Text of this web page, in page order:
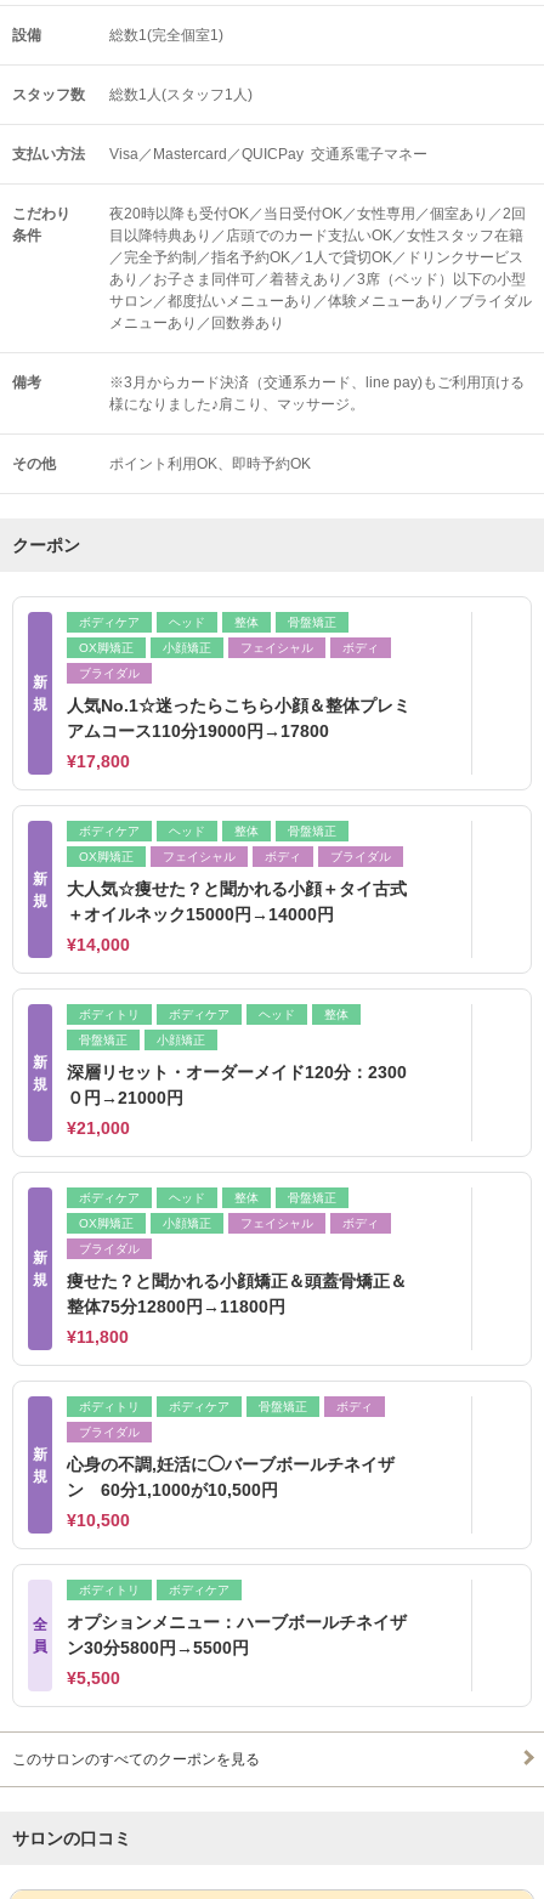
設備 総数1(完全個室1)
スタッフ数 総数1人(スタッフ1人)
支払い方法 Visa／Mastercard／QUICPay 交通系電子マネー
こだわり
条件
夜20時以降も受付OK／当日受付OK／女性専用／個室あり／2回
目以降特典あり／店頭でのカード支払いOK／女性スタッフ在籍
／完全予約制／指名予約OK／1人で貸切OK／ドリンクサービス
あり／お子さま同伴可／着替えあり／3席（ベッド）以下の小型
サロン／都度払いメニューあり／体験メニューあり／ブライダル
メニューあり／回数券あり
備考
※3月からカード決済（交通系カード、line pay)もご利用頂ける
様になりました♪肩こり、マッサージ。
その他 ポイント利用OK 即時予約OK
クーポン
新
規
ボディケア ヘッド 整体
骨盤矯正
OX脚矯正
小顔矯正 フェイシャル
ボディ
ブライダル
人気No.1☆迷ったらこちら小顔＆整体プレミ
アムコース110分19000円→17800
¥17,800
新
規
ボディケア ヘッド 整体
骨盤矯正
OX脚矯正
フェイシャル ボディ ブライダル
大人気☆痩せた？と聞かれる小顔＋タイ古式
＋オイルネック15000円→14000円
¥14,000
新
規
ボディトリ ボディケア ヘッド
整体
骨盤矯正
小顔矯正
深層リセット・オーダーメイド120分：2300
０円→21000円
¥21,000
新
規
ボディケア ヘッド 整体
骨盤矯正
OX脚矯正
小顔矯正 フェイシャル
ボディ
ブライダル
痩せた？と聞かれる小顔矯正＆頭蓋骨矯正＆
整体75分12800円→11800円
¥11,800
新
規
ボディトリ ボディケア 骨盤矯正
ボディ
ブライダル
心身の不調,妊活に◯バーブボールチネイザ
ン 60分1,1000が10,500円
¥10,500
全
員
ボディトリ ボディケア
オプションメニュー：ハーブボールチネイザ
ン30分5800円→5500円
¥5,500
このサロンのすべてのクーポンを見る
サロンの口コミ
サロンPick Up